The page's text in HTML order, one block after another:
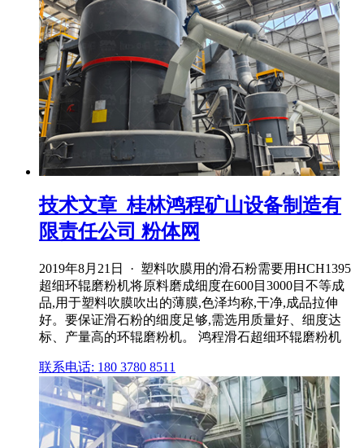
技术文章_桂林鸿程矿山设备制造有
限责任公司 粉体网
2019年8月21日 · 塑料吹膜用的滑石粉需要用HCH1395
超细环辊磨粉机将原料磨成细度在600目3000目不等成
品,用于塑料吹膜吹出的薄膜,色泽均称,干净,成品拉伸
好。要保证滑石粉的细度足够,需选用质量好、细度达
标、产量高的环辊磨粉机。 鸿程滑石超细环辊磨粉机
联系电话: 180 3780 8511